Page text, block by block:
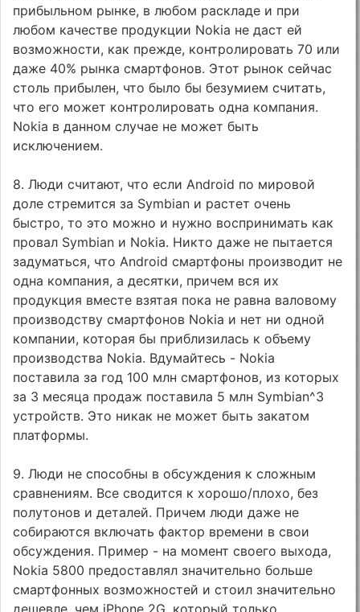
прибыльном рынке, в любом раскладе и при
любом качестве продукции Nokia не даст ей
возможности, как прежде, контролировать 70 или
даже 40% рынка смартфонов. Этот рынок сейчас
столь прибылен, что было бы безумием считать,
что его может контролировать одна компания.
Nokia в данном случае не может быть
исключением.
8. Люди считают, что если Android по мировой
доле стремится за Symbian и растет очень
быстро, то это можно и нужно воспринимать как
провал Symbian и Nokia. Никто даже не пытается
задуматься, что Android смартфоны производит не
одна компания, а десятки, причем вся их
продукция вместе взятая пока не равна валовому
производству смартфонов Nokia и нет ни одной
компании, которая бы приблизилась к объему
производства Nokia. Вдумайтесь - Nokia
поставила за год 100 млн смартфонов, из которых
за 3 месяца продаж поставила 5 млн Symbian^3
устройств. Это никак не может быть закатом
платформы.
9. Люди не способны в обсуждения к сложным
сравнениям. Все сводится к хорошо/плохо, без
полутонов и деталей. Причем люди даже не
собираются включать фактор времени в свои
обсуждения. Пример - на момент своего выхода,
Nokia 5800 предоставлял значительно больше
смартфонных возможностей и стоил значительно
дешевле, чем iPhone 2G, который только